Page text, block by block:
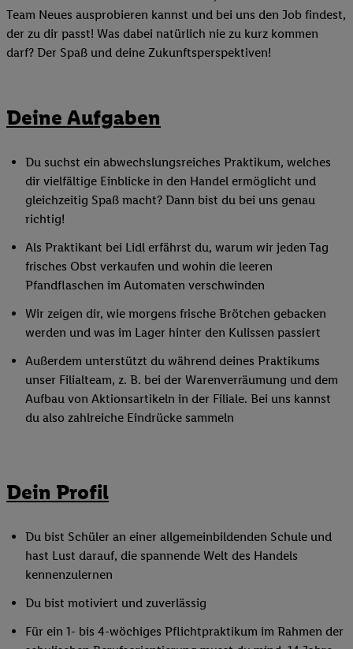
Team Neues ausprobieren kannst und bei uns den Job findest,
der zu dir passt! Was dabei natürlich nie zu kurz kommen
darf? Der Spaß und deine Zukunftsperspektiven!
Deine Aufgaben
Du suchst ein abwechslungsreiches Praktikum, welches
dir vielfältige Einblicke in den Handel ermöglicht und
gleichzeitig Spaß macht? Dann bist du bei uns genau
richtig!
Als Praktikant bei Lidl erfährst du, warum wir jeden Tag
frisches Obst verkaufen und wohin die leeren
Pfandflaschen im Automaten verschwinden
Wir zeigen dir, wie morgens frische Brötchen gebacken
werden und was im Lager hinter den Kulissen passiert
Außerdem unterstützt du während deines Praktikums
unser Filialteam, z. B. bei der Warenverräumung und dem
Aufbau von Aktionsartikeln in der Filiale. Bei uns kannst
du also zahlreiche Eindrücke sammeln
Dein Profil
Du bist Schüler an einer allgemeinbildenden Schule und
hast Lust darauf, die spannende Welt des Handels
kennenzulernen
Du bist motiviert und zuverlässig
Für ein 1- bis 4-wöchiges Pflichtpraktikum im Rahmen der